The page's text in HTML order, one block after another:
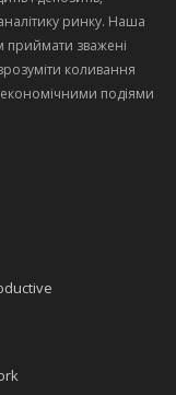
ринку. Наша
приймати зважені
коливання
подіями